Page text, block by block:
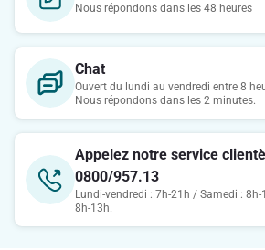
Nous répondons dans les 48 heures
Chat
Ouvert du lundi au vendredi entre 8
Nous répondons dans les 2 minutes.
Appelez notre service
0800/957.13
Lundi-vendredi : 7h-21h / Samedi :
8h-13h.